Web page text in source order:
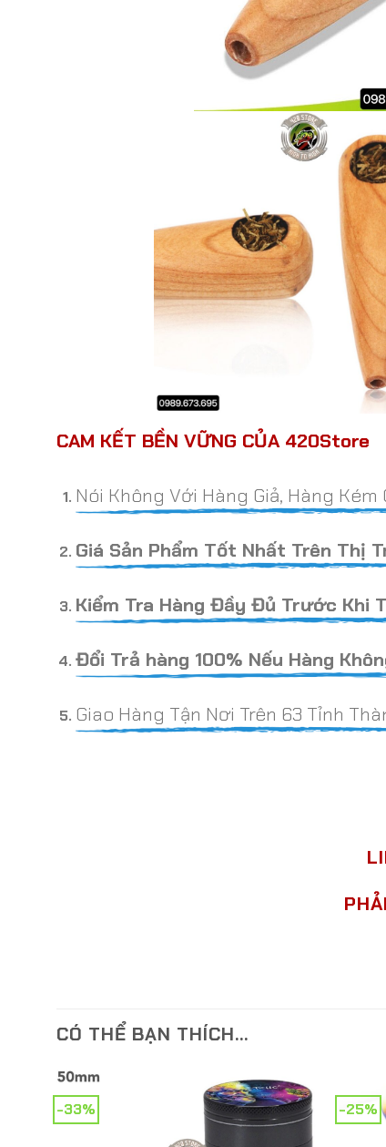
CAM KẾT BỀN VỮNG CỦA 420Store
Nói Không Với Hàng Giả, Hàng Kém
Giá Sản Phẩm Tốt Nhất Trên Thị
Kiểm Tra Hàng Đầy Đủ Trước Khi
Đổi Trả hàng 100% Nếu Hàng
Giao Hàng Tận Nơi Trên 63 Tỉnh
CÓ THỂ BẠN THÍCH…
-33% -25%